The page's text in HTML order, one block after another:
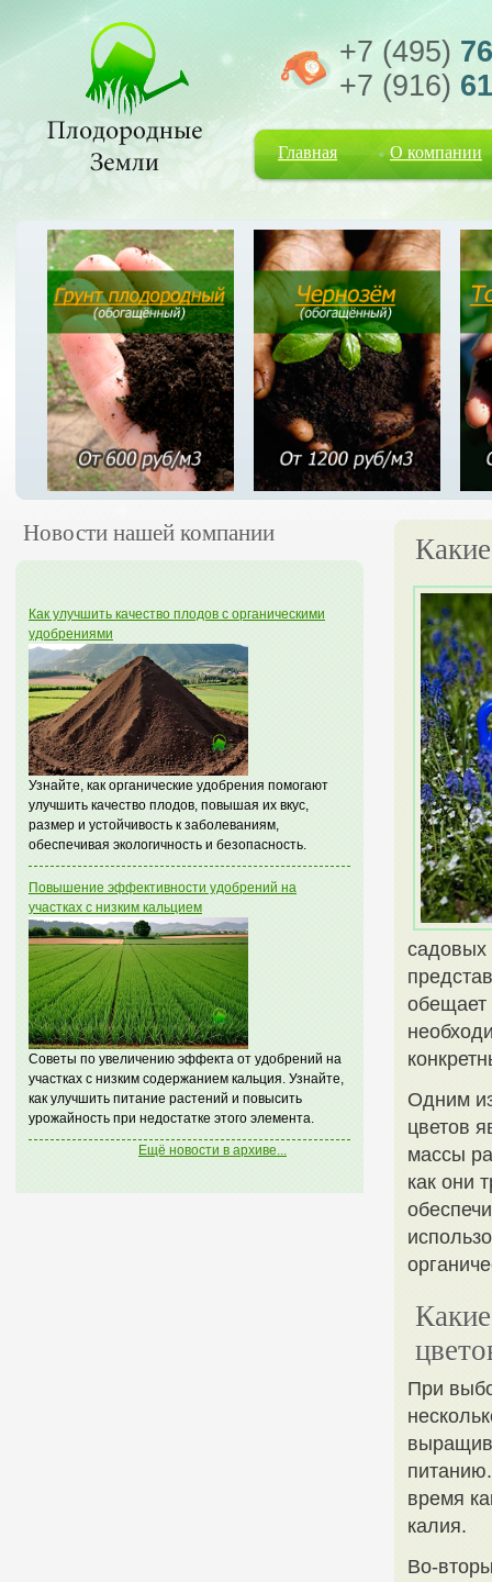
+7 (495)
+7 (916)
Главная О компании
Новости нашей компании
Как улучшить качество плодов с органическими
удобрениями
Узнайте, как органические удобрения помогают
улучшить качество плодов, повышая их вкус,
размер и устойчивость к заболеваниям,
обеспечивая экологичность и безопасность.
Повышение эффективности удобрений на
участках с низким кальцием
Советы по увеличению эффекта от удобрений на
участках с низким содержанием кальция. Узнайте,
как улучшить питание растений и повысить
урожайность при недостатке этого элемента.
Ещё новости в архиве...
садовых
обещает
Одним
цветов
массы
как они
При
время
калия.
Во-